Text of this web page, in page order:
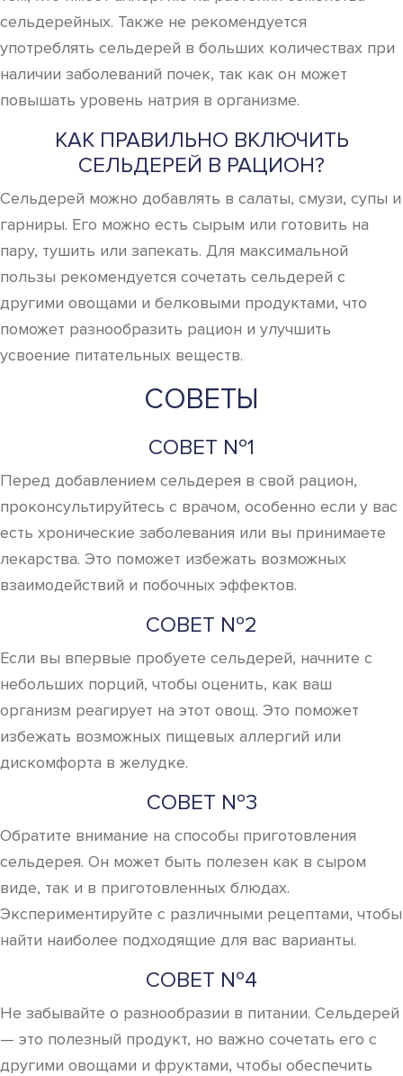
сельдерейных. Также не рекомендуется
употреблять сельдерей в больших количествах при
наличии заболеваний почек, так как он может
повышать уровень натрия в организме.
КАК ПРАВИЛЬНО ВКЛЮЧИТЬ
СЕЛЬДЕРЕЙ В РАЦИОН?
Сельдерей можно добавлять в салаты, смузи, супы и
гарниры. Его можно есть сырым или готовить на
пару, тушить или запекать. Для максимальной
пользы рекомендуется сочетать сельдерей с
другими овощами и белковыми продуктами, что
поможет разнообразить рацион и улучшить
усвоение питательных веществ.
СОВЕТЫ
СОВЕТ №1
Перед добавлением сельдерея в свой рацион,
проконсультируйтесь с врачом, особенно если у вас
есть хронические заболевания или вы принимаете
лекарства. Это поможет избежать возможных
взаимодействий и побочных эффектов.
СОВЕТ №2
Если вы впервые пробуете сельдерей, начните с
небольших порций, чтобы оценить, как ваш
организм реагирует на этот овощ. Это поможет
избежать возможных пищевых аллергий или
дискомфорта в желудке.
СОВЕТ №3
Обратите внимание на способы приготовления
сельдерея. Он может быть полезен как в сыром
виде, так и в приготовленных блюдах.
Экспериментируйте с различными рецептами, чтобы
найти наиболее подходящие для вас варианты.
СОВЕТ №4
Не забывайте о разнообразии в питании. Сельдерей
— это полезный продукт, но важно сочетать его с
другими овощами и фруктами, чтобы обеспечить